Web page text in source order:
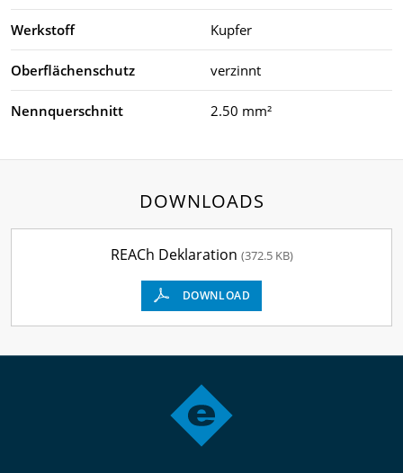
Werkstoff Kupfer
Oberflächenschutz verzinnt
Nennquerschnitt 2.50 mm²
DOWNLOADS
REACh Deklaration (372.5 KB)
DOWNLOAD